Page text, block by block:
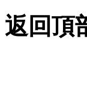
返回頂